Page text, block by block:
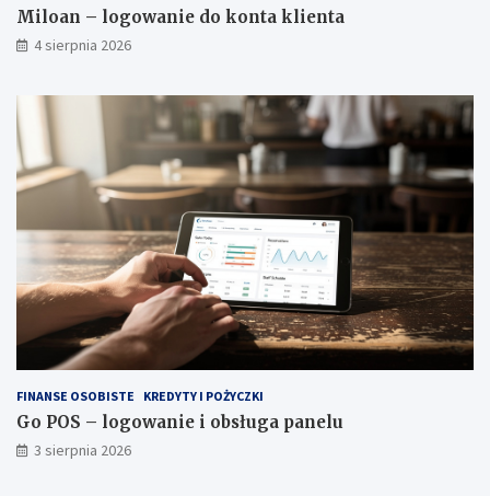
Miloan – logowanie do konta klienta
4 sierpnia 2026
FINANSE OSOBISTE KREDYTY I POŻYCZKI
Go POS – logowanie i obsługa panelu
3 sierpnia 2026